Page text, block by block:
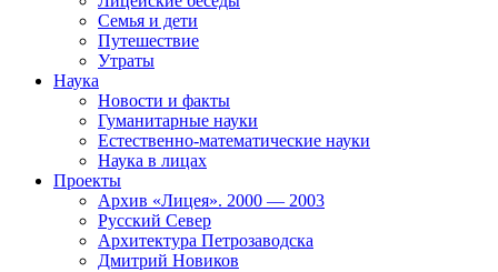
Семья и дети
Путешествие
Утраты
Наука
Новости и факты
Гуманитарные науки
Естественно-математические науки
Наука в лицах
Проекты
Архив «Лицея». 2000 — 2003
Русский Север
Архитектура Петрозаводска
Дмитрий Новиков